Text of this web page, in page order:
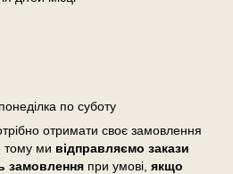
по суботу
отримати своє замовлення
тому ми відправляємо закази
замовлення при умові, якщо